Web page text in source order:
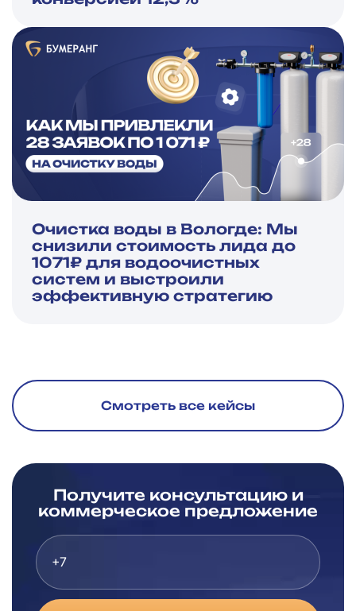
Очистка воды в Вологде: Мы
снизили стоимость лида до
1071₽ для водоочистных
систем и выстроили
эффективную стратегию
Смотреть все кейсы
Получите консультацию и
коммерческое предложение